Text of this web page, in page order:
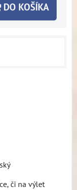
DO KOŠÍKA
či na výlet